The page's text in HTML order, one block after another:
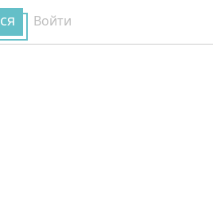
Войти